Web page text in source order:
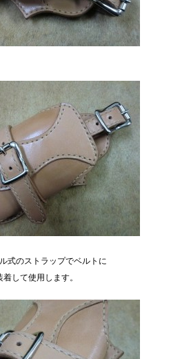
式のストラップでベルトに
着して使用します。